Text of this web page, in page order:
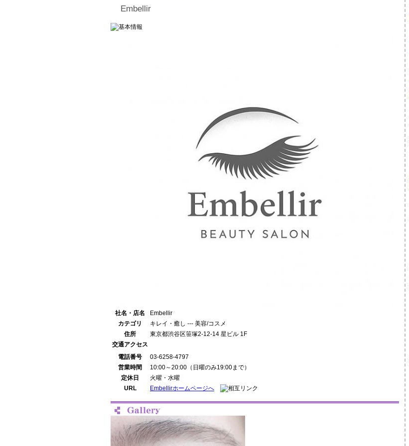
Embellir
社名・店名
Embellir
カテゴリ
キレイ・癒し --- 美容/コスメ
住所
東京都渋谷区笹塚2-12-14 星ビル 1F
交通アクセス
電話番号
03-6258-4797
営業時間
10:00～20:00（日曜のみ19:00まで）
定休日
火曜・水曜
URL
Embellirホームページへ